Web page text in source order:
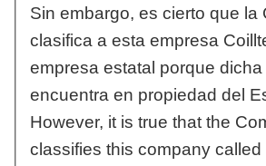
Sin embargo, es cierto que la
clasifica a esta empresa
empresa estatal porque
encuentra en propiedad del
However, it is true that the
classifies this company called